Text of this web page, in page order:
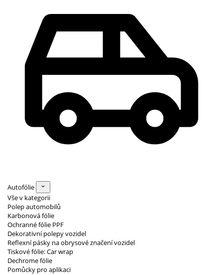
Autofólie
Vše v kategorii
Polep automobilů
Karbonová fólie
Ochranné fólie PPF
Dekorativní polepy vozidel
Reflexní pásky na obrysové značení vozidel
Tiskové fólie: Car wrap
Dechrome fólie
Pomůcky pro aplikaci